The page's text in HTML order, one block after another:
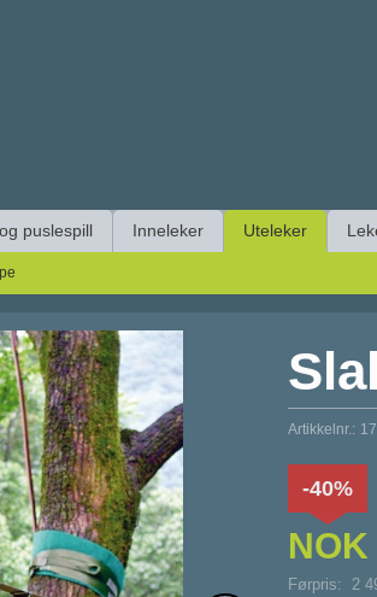
puslespill Inneleker Uteleker
Artikkelnr.:
NOK
Førpris: 2
-40%